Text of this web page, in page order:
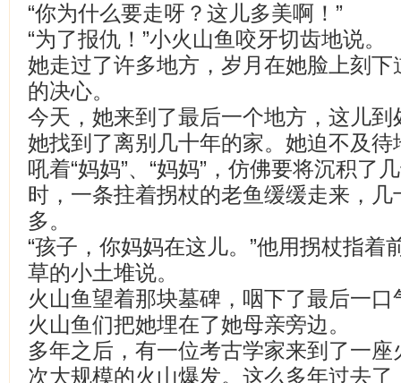
“你为什么要走呀？这儿多美啊！”
“为了报仇！”小火山鱼咬牙切齿地说。
她走过了许多地方，岁月在她脸上刻
的决心。
今天，她来到了最后一个地方，这儿
她找到了离别几十年的家。她迫不及
吼着“妈妈”、“妈妈”，仿佛要将沉积了
时，一条拄着拐杖的老鱼缓缓走来，
多。
“孩子，你妈妈在这儿。”他用拐杖指着
草的小土堆说。
火山鱼望着那块墓碑，咽下了最后一口
火山鱼们把她埋在了她母亲旁边。
多年之后，有一位考古学家来到了一
次大规模的火山爆发。这么多年过去